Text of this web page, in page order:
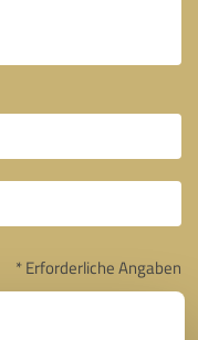
* Erforderliche Angaben